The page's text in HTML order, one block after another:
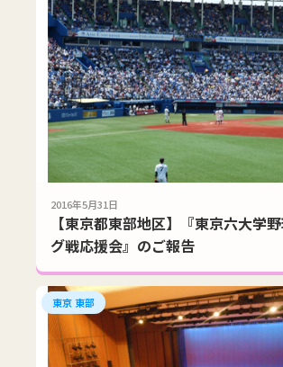
2016年5月31日
【東京都東部地区】『東京六大学
グ戦応援会』のご報告
東京 東部